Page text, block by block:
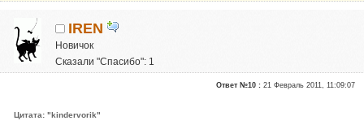
IREN
Новичок
Сказали "Спасибо": 1
Ответ №10 :21 Февраль 2011, 11:09:07
Цитата: "kindervorik"